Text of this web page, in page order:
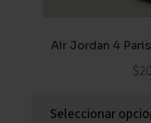
Air Jordan 4
$
Seleccionar